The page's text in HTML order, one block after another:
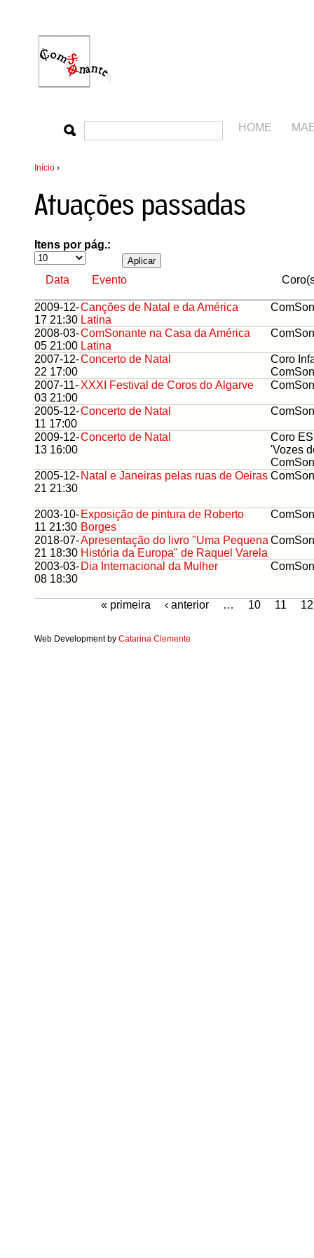
HOME
Início ›
Atuações passadas
Itens por pág.:
Data Evento
2009-12-
17 21:30
Canções de Natal e da América
Latina
2008-03-
05 21:00
ComSonante na Casa da América
Latina
2007-12-
22 17:00
Concerto de Natal
Coro
2007-11-
03 21:00
XXXI Festival de Coros do Algarve
2005-12-
11 17:00
Concerto de Natal
2009-12-
13 16:00
Concerto de Natal
Coro
'Vozes
2005-12-
21 21:30
Natal e Janeiras pelas ruas de Oeiras
2003-10-
11 21:30
Exposição de pintura de Roberto
Borges
2018-07-
21 18:30
Apresentação do livro "Uma Pequena
História da Europa" de Raquel Varela
2003-03-
08 18:30
Dia Internacional da Mulher
« primeira ‹ anterior … 10 11 12
Web Development by Catarina Clemente